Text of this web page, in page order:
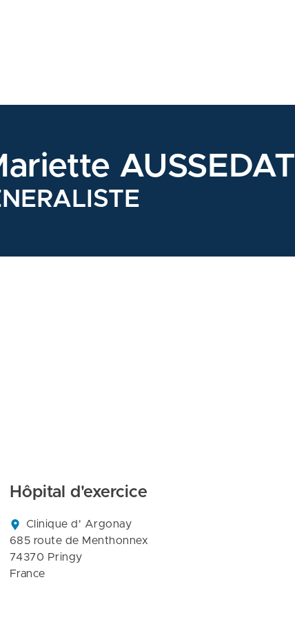
AUSSEDAT
Hôpital d'exercice
Clinique d' Argonay
685 route de Menthonnex
74370 Pringy
France